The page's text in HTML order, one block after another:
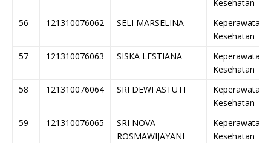
Kesehatan
56
121310076062 SELI MARSELINA
Keperawatan
Kesehatan
57
121310076063 SISKA LESTIANA
Keperawatan
Kesehatan
58
121310076064 SRI DEWI ASTUTI
Keperawatan
Kesehatan
59
121310076065
SRI NOVA
ROSMAWIJAYANI
Keperawatan
Kesehatan